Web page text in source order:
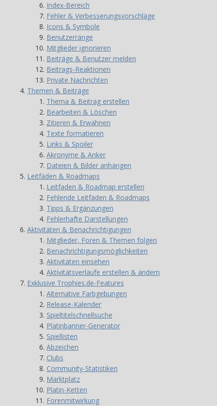
Index-Bereich
Fehler & Verbesserungsvorschläge
Icons & Symbole
Benutzerränge
Mitglieder ignorieren
Beiträge & Benutzer melden
Beitrags-Reaktionen
Private Nachrichten
Themen & Beiträge
Thema & Beitrag erstellen
Bearbeiten & Löschen
Zitieren & Erwähnen
Texte formatieren
Links & Spoiler
Akronyme & Anker
Dateien & Bilder anhängen
Leitfäden & Roadmaps
Leitfaden & Roadmap erstellen
Fehlende Leitfäden & Roadmaps
Tipps & Ergänzungen
Fehlerhafte Darstellungen
Aktivitäten & Benachrichtigungen
Mitglieder, Foren & Themen folgen
Benachrichtigungsmöglichkeiten
Aktivitäten einsehen
Aktivitätsverläufe erstellen & ändern
Exklusive Trophies.de-Features
Alternative Farbgebungen
Release-Kalender
Spieltitelschnellsuche
Platinbanner-Generator
Spiellisten
Abzeichen
Clubs
Community-Statistiken
Marktplatz
Platin-Ketten
Forenmitwirkung